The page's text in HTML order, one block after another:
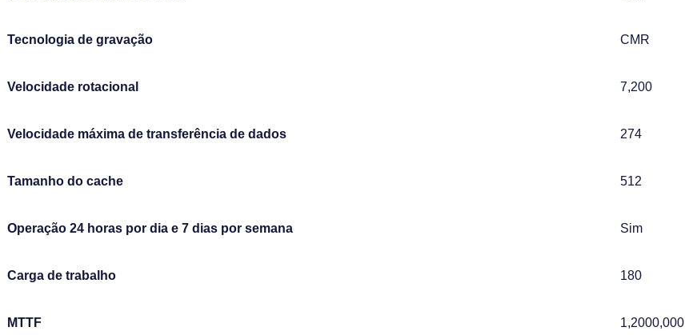
Tecnologia de gravação CMR
Velocidade rotacional 7,200
Velocidade máxima de transferência de dados 274
Tamanho do cache 512
Operação 24 horas por dia e 7 dias por semana Sim
Carga de trabalho 180
MTTF 1,2000,000